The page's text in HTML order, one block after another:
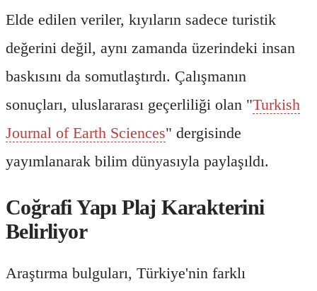
Elde edilen veriler, kıyıların sadece turistik
değerini değil, aynı zamanda üzerindeki insan
baskısını da somutlaştırdı. Çalışmanın
sonuçları, uluslararası geçerliliği olan "Turkish
Journal of Earth Sciences" dergisinde
yayımlanarak bilim dünyasıyla paylaşıldı.
Coğrafi Yapı Plaj Karakterini
Belirliyor
Araştırma bulguları, Türkiye'nin farklı